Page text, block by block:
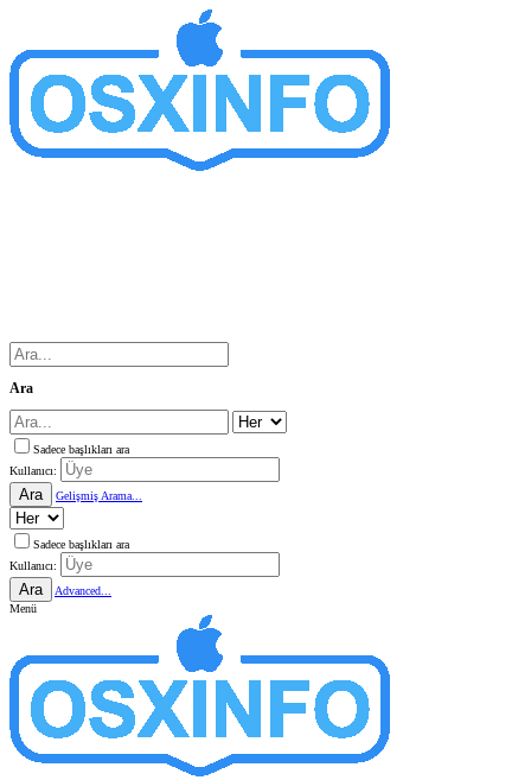
Ara
Sadece başlıkları ara
Kullanıcı:
Ara Gelişmiş Arama...
Sadece başlıkları ara
Kullanıcı:
Ara
Advanced...
Menü